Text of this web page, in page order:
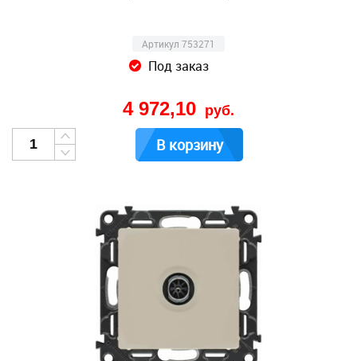
Артикул 753271
Под заказ
4 972,10 руб.
В корзину